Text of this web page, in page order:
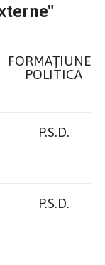
FORMAȚIUNEA
POLITICA
P.S.D.
P.S.D.